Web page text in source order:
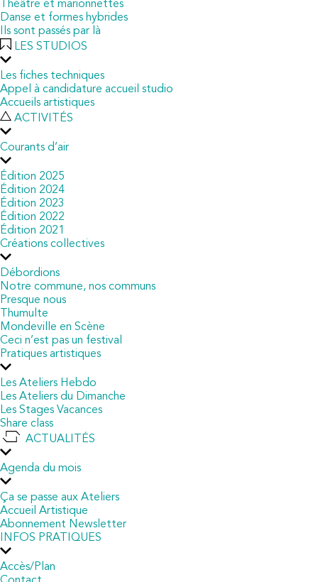
Théâtre et marionnettes
Danse et formes hybrides
Ils sont passés par là
LES STUDIOS
Les fiches techniques
Appel à candidature accueil studio
Accueils artistiques
ACTIVITÉS
Courants d’air
Édition 2025
Édition 2024
Édition 2023
Édition 2022
Édition 2021
Créations collectives
Débordions
Notre commune, nos communs
Presque nous
Thumulte
Mondeville en Scène
Ceci n’est pas un festival
Pratiques artistiques
Les Ateliers Hebdo
Les Ateliers du Dimanche
Les Stages Vacances
Share class
ACTUALITÉS
Agenda du mois
Ça se passe aux Ateliers
Accueil Artistique
Abonnement Newsletter
INFOS PRATIQUES
Accès/Plan